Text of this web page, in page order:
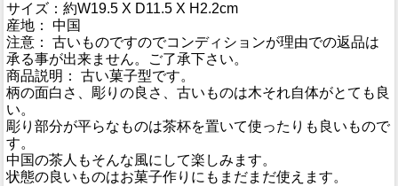
サイズ：約W19.5 X D11.5 X H2.2cm
産地： 中国
注意： 古いものですのでコンディションが理由での返品は
承る事が出来ません。ご了承下さい。
商品説明： 古い菓子型です。
柄の面白さ、彫りの良さ、古いものは木それ自体がとても良
い。
彫り部分が平らなものは茶杯を置いて使ったりも良いもので
す。
中国の茶人もそんな風にして楽しみます。
状態の良いものはお菓子作りにもまだまだ使えます。